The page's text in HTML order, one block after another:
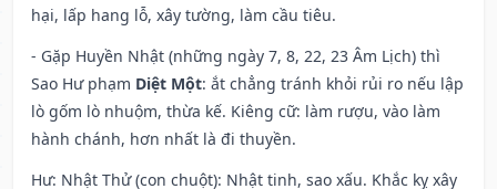
hại, lấp hang lỗ, xây tường, làm cầu tiêu.
- Gặp Huyền Nhật (những ngày 7, 8, 22, 23 Âm Lịch) thì
Sao Hư phạm Diệt Một: ắt chẳng tránh khỏi rủi ro nếu lập
lò gốm lò nhuộm, thừa kế. Kiêng cữ: làm rượu, vào làm
hành chánh, hơn nhất là đi thuyền.
Hư: Nhật Thử (con chuột): Nhật tinh, sao xấu. Khắc kỵ xây